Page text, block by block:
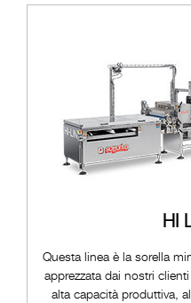
HI
Questa linea è la sorella
apprezzata dai nostri
alta capacità produttiva,